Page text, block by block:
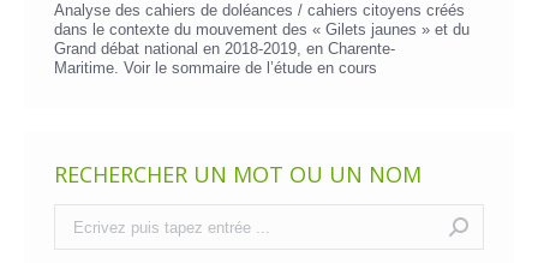
Analyse des cahiers de doléances / cahiers citoyens créés
dans le contexte du mouvement des « Gilets jaunes » et du
Grand débat national en 2018-2019, en Charente-
Maritime. Voir le sommaire de l’étude en cours
RECHERCHER UN MOT OU UN NOM